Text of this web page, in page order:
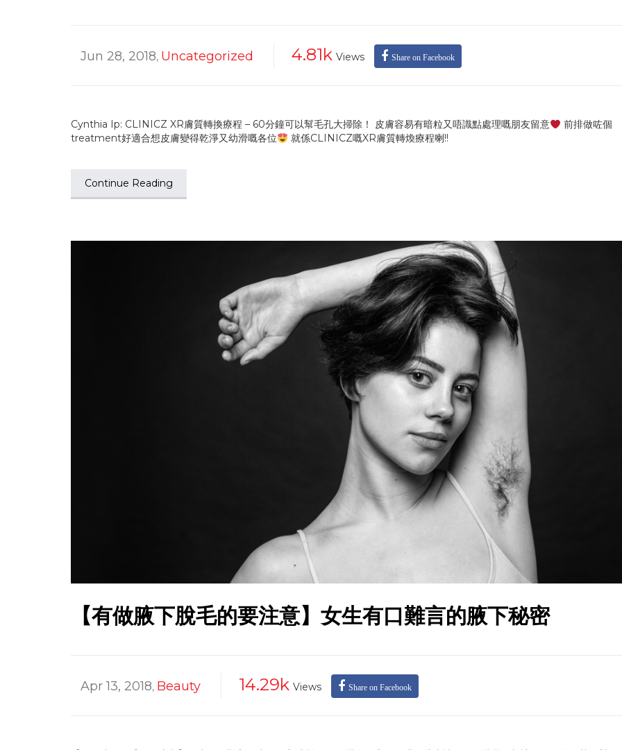
Jun 28, 2018, Uncategorized 4.81k Views Share on Facebook
Cynthia Ip: CLINICZ XR膚質轉換療程 – 60分鐘可以幫毛孔大掃除！ 皮膚容易有暗粒又唔識點處理嘅朋友留意
前排做咗個
treatment好適合想皮膚變得乾淨又幼滑嘅各位
就係CLINICZ嘅XR膚質轉煥療程喇!!
Continue Reading
【有做腋下脫毛的要注意】女生有口難言的腋下秘密
Apr 13, 2018, Beauty 14.29k Views Share on Facebook